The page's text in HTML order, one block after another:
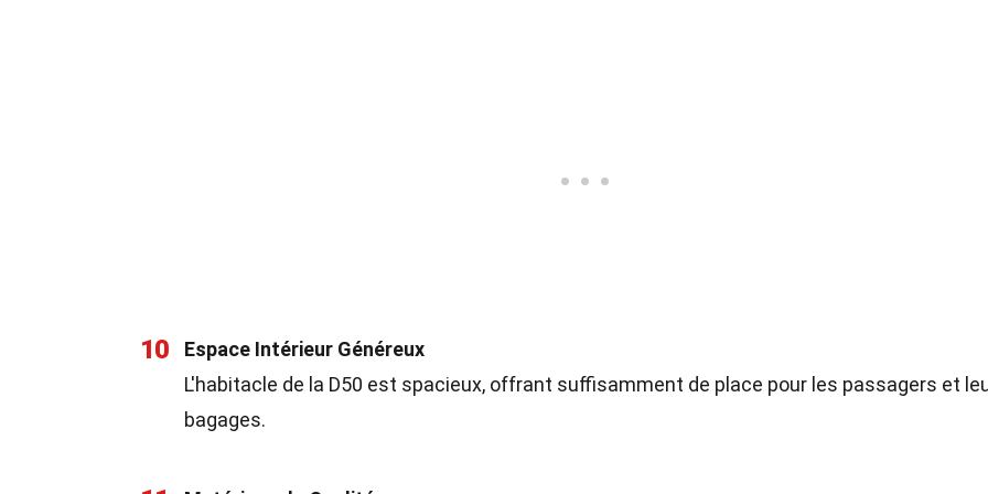
10
Espace Intérieur Généreux
L'habitacle de la D50 est spacieux, offrant suffisamment de place pour les passagers et
bagages.